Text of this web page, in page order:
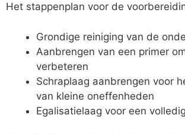
Het stappenplan voor de
Grondige reiniging van de
Aanbrengen van een primer
verbeteren
Schraplaag aanbrengen voor
van kleine oneffenheden
Egalisatielaag voor een